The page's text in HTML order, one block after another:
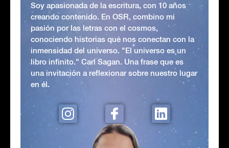
Soy apasionada de la escritura, con 10 años
creando contenido. En OSR, combino mi
pasión por las letras con el cosmos,
conociendo historias que nos conectan con la
inmensidad del universo. "El universo es un
libro infinito." Carl Sagan. Una frase que es
una invitación a reflexionar sobre nuestro lugar
en él.